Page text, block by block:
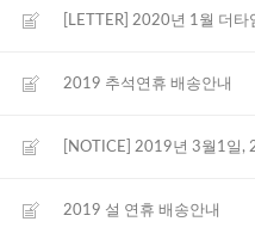
[LETTER] 2020년 1월 더
2019 추석연휴 배송안내
[NOTICE] 2019년 3월1일,
2019 설 연휴 배송안내